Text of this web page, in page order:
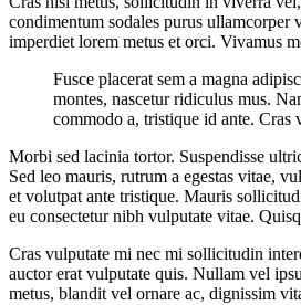
condimentum sodales purus ullamcorper
imperdiet lorem metus et orci. Vivamus
Fusce placerat sem a magna
montes, nascetur ridiculus mus.
commodo a, tristique id ante. Cras
Morbi sed lacinia tortor. Suspendisse
Sed leo mauris, rutrum a egestas vitae,
et volutpat ante tristique. Mauris
eu consectetur nibh vulputate vitae.
Cras vulputate mi nec mi sollicitudin
auctor erat vulputate quis. Nullam vel
metus, blandit vel ornare ac, dignissim